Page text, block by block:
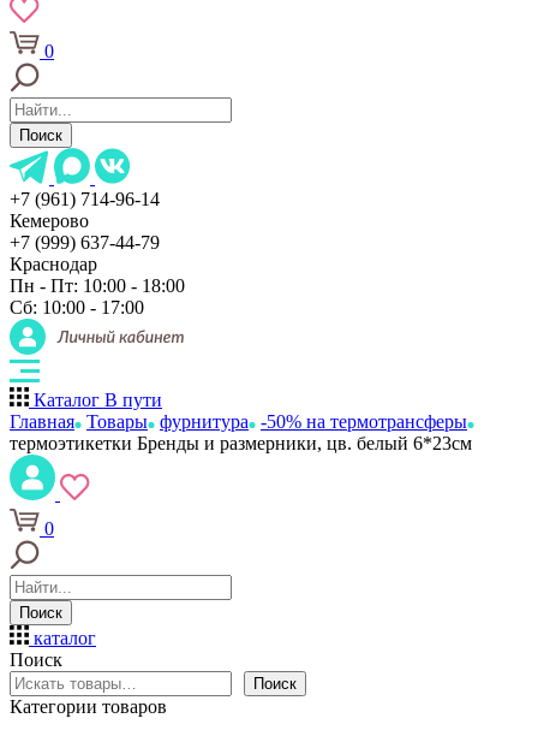
0
Поиск
+7 (961) 714-96-14
Кемерово
+7 (999) 637-44-79
Краснодар
Пн - Пт: 10:00 - 18:00
Сб: 10:00 - 17:00
Каталог В пути
Главная Товары фурнитура
-50% на термотрансферы
термоэтикетки Бренды и размерники, цв. белый 6*23см
0
Поиск
каталог
Поиск
Поиск
Категории товаров